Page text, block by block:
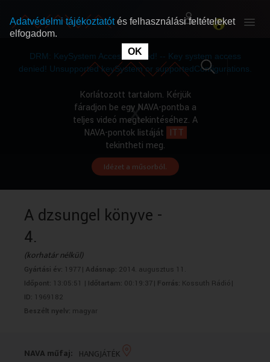
RÓLUNK
RÓLUNK
DRM: KeySystem Access Denied! -- Key system access
denied! Unsupported keySystem or supportedConfigurations.
Korlátozott tartalom. Kérjük
fáradjon be egy NAVA-pontba a
teljes videó megtekintéséhez. A
NAVA-pontok listáját ITT
tekintheti meg.
Idézet a műsorból.
A dzsungel könyve -
4.
(korhatár nélkül)
Gyártási év: 1977| Adásnap: 2014. augusztus 11.
Időpont: 13:05:51 | Időtartam: 00:19:37| Forrás: Kossuth Rádió|
ID: 1969182
Beszélt nyelv: magyar
NAVA műfaj: HANGJÁTÉK
Adatvédelmi tájékoztatótés felhasználási feltételeket
elfogadom.
OK